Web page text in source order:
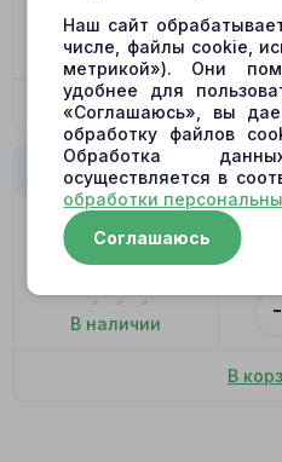
В наличии
-
В
BMR105-01 Кольцо со
В наличии
-
В
Наш сайт
числе, файлы cookie,
метрикой»). Они
удобнее для
«Соглашаюсь», вы
обработку файлов
Обработка
осуществляется в
обработки
Соглашаюсь